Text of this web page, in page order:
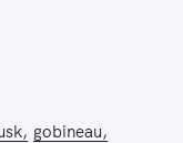
gobineau